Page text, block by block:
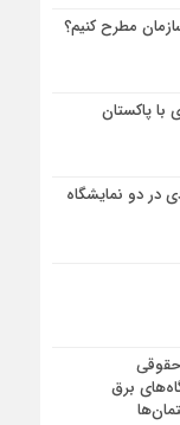
مطرح کنیم؟
در دو نمایشگاه
حقوقی
برق